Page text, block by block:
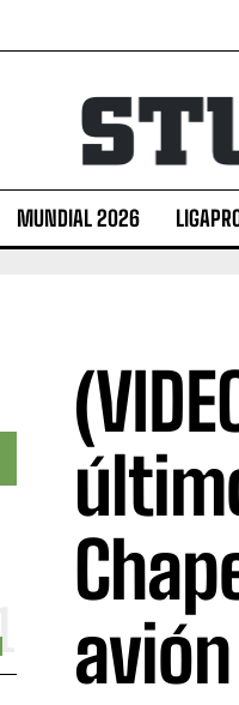
MUNDIAL 2026
avión